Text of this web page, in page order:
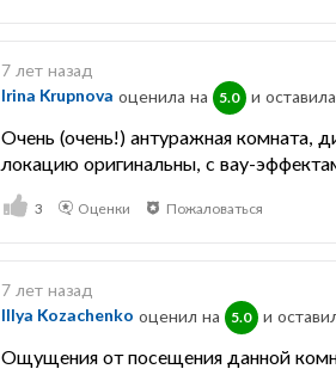
7 лет назад
Irina Krupnova оценила на 5.0 и
Очень (очень!) антуражная комната,
локацию оригинальны, с вау-
3 Оценки Пожаловаться
7 лет назад
Illya Kozachenko оценил на 5.0 и
Ощущения от посещения данной